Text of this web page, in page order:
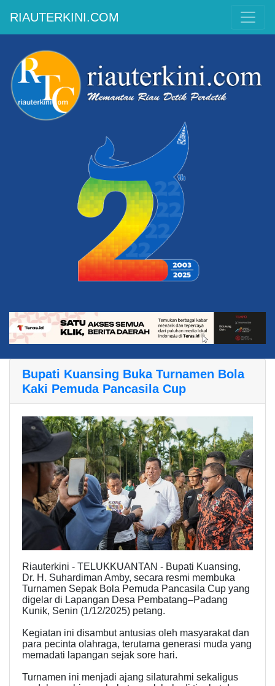
RIAUTERKINI.COM
Bupati Kuansing Buka Turnamen Bola
Kaki Pemuda Pancasila Cup
Riauterkini - TELUKKUANTAN - Bupati Kuansing,
Dr. H. Suhardiman Amby, secara resmi membuka
Turnamen Sepak Bola Pemuda Pancasila Cup yang
digelar di Lapangan Desa Pembatang–Padang
Kunik, Senin (1/12/2025) petang.
Kegiatan ini disambut antusias oleh masyarakat dan
para pecinta olahraga, terutama generasi muda yang
memadati lapangan sejak sore hari.
Turnamen ini menjadi ajang silaturahmi sekaligus